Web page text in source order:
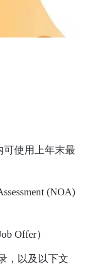
可使用上年末最
(NOA)
Offer）
，以及以下文